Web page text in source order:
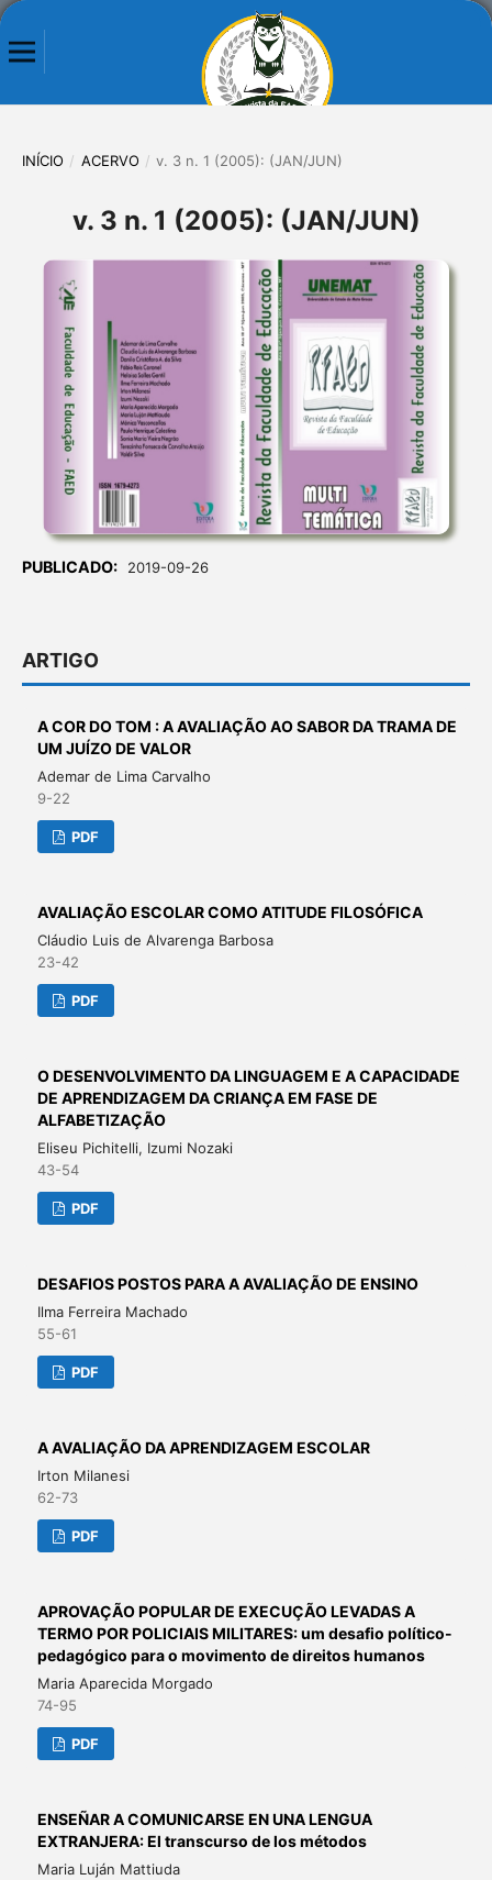
INÍCIO / ACERVO / v. 3 n. 1 (2005): (JAN/JUN)
v. 3 n. 1 (2005): (JAN/JUN)
PUBLICADO: 2019-09-26
ARTIGO
A COR DO TOM : A AVALIAÇÃO AO SABOR DA TRAMA DE
UM JUÍZO DE VALOR
Ademar de Lima Carvalho
9-22
PDF
AVALIAÇÃO ESCOLAR COMO ATITUDE FILOSÓFICA
Cláudio Luis de Alvarenga Barbosa
23-42
PDF
O DESENVOLVIMENTO DA LINGUAGEM E A CAPACIDADE
DE APRENDIZAGEM DA CRIANÇA EM FASE DE
ALFABETIZAÇÃO
Eliseu Pichitelli, Izumi Nozaki
43-54
PDF
DESAFIOS POSTOS PARA A AVALIAÇÃO DE ENSINO
Ilma Ferreira Machado
55-61
PDF
A AVALIAÇÃO DA APRENDIZAGEM ESCOLAR
Irton Milanesi
62-73
PDF
APROVAÇÃO POPULAR DE EXECUÇÃO LEVADAS A
TERMO POR POLICIAIS MILITARES: um desafio político-
pedagógico para o movimento de direitos humanos
Maria Aparecida Morgado
74-95
PDF
ENSEÑAR A COMUNICARSE EN UNA LENGUA
EXTRANJERA: El transcurso de los métodos
Maria Luján Mattiuda